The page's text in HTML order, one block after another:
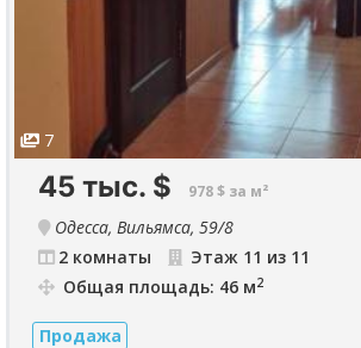
7
45 тыс. $ 978 $ за м²
Одесса, Вильямса, 59/8
2 комнаты
Этаж 11 из 11
Общая площадь: 46 м2
Продажа